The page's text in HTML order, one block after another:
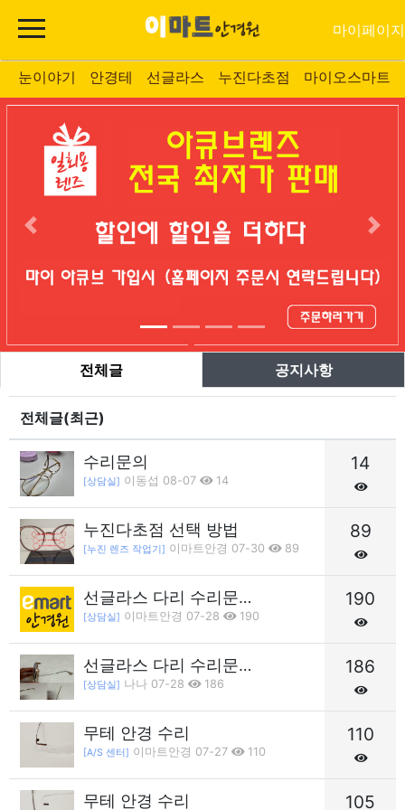
마이페이지
눈이야기 안경테 선글라스 누진다초점 마이오스마트
전체글 공지사항
전체글(최근)
수리문의
[상담실] 이동섭 08-07 14
14
누진다초점 선택 방법
[누진 렌즈 작업기] 이마트안경 07-30 89
89
선글라스 다리 수리문…
[상담실] 이마트안경 07-28 190
190
선글라스 다리 수리문…
[상담실] 나나 07-28 186
186
무테 안경 수리
[A/S 센터] 이마트안경 07-27 110
110
무테 안경 수리 105